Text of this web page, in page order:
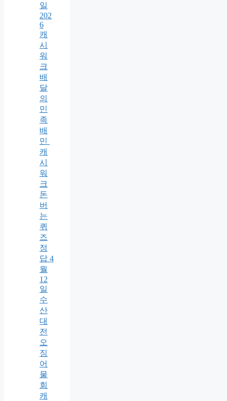
일
202
6
캐
시
워
크
배
달
의
민
족
배
민
캐
시
워
크
돈
버
는
퀴
즈
정
답 4
월
12
일
수
산
대
전
오
징
어
물
회
캐